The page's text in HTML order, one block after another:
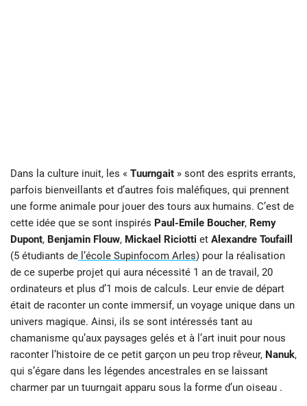
Dans la culture inuit, les « Tuurngait » sont des esprits errants,
parfois bienveillants et d’autres fois maléfiques, qui prennent
une forme animale pour jouer des tours aux humains. C’est de
cette idée que se sont inspirés Paul-Emile Boucher, Remy
Dupont, Benjamin Flouw, Mickael Riciotti et Alexandre Toufaill
(5 étudiants de l’école Supinfocom Arles) pour la réalisation
de ce superbe projet qui aura nécessité 1 an de travail, 20
ordinateurs et plus d’1 mois de calculs. Leur envie de départ
était de raconter un conte immersif, un voyage unique dans un
univers magique. Ainsi, ils se sont intéressés tant au
chamanisme qu’aux paysages gelés et à l’art inuit pour nous
raconter l’histoire de ce petit garçon un peu trop rêveur, Nanuk,
qui s’égare dans les légendes ancestrales en se laissant
charmer par un tuurngait apparu sous la forme d’un oiseau .